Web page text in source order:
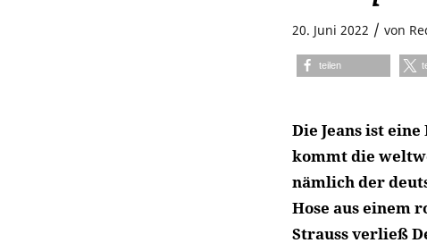
20. Juni 2022 / von
teilen
Die Jeans ist
kommt die
nämlich der
Hose aus einem
Strauss verließ